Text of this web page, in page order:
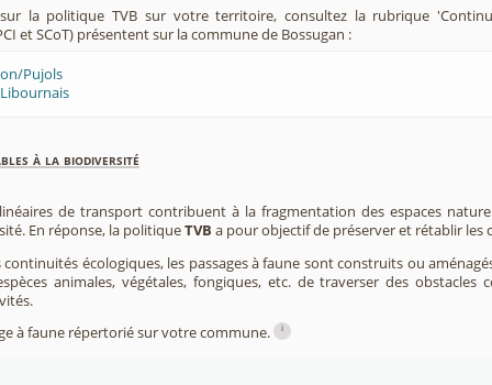
la politique TVB sur votre territoire, consultez la rubrique
et SCoT) présentent sur la commune de Bossugan :
Pujols
Libournais
à la biodiversité
de transport contribuent à la fragmentation des espaces
En réponse, la politiqueTVB a pour objectif de préserver et rétablir les
écologiques, les passages à faune sont construits ou
animales, végétales, fongiques, etc. de traverser des
à faune répertorié sur votre commune.
i